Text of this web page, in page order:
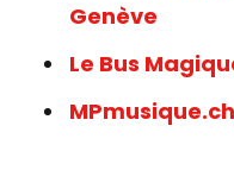
Genève
Le Bus
MPmusique.ch